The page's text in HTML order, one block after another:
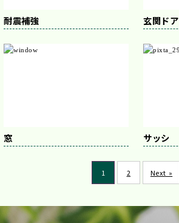
耐震補強 玄関ドア
窓 サッシ
1 2 Next »